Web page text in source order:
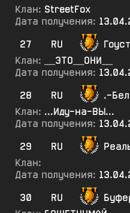
Клан: StreetFox
Дата получения:
27
RU
Клан:
__ЭТО__ОНИ__
Дата получения:
28
RU
.-
Клан: ...Иду-на-ВЫ...
Дата получения:
29
RU
Клан:
Дата получения:
30
RU